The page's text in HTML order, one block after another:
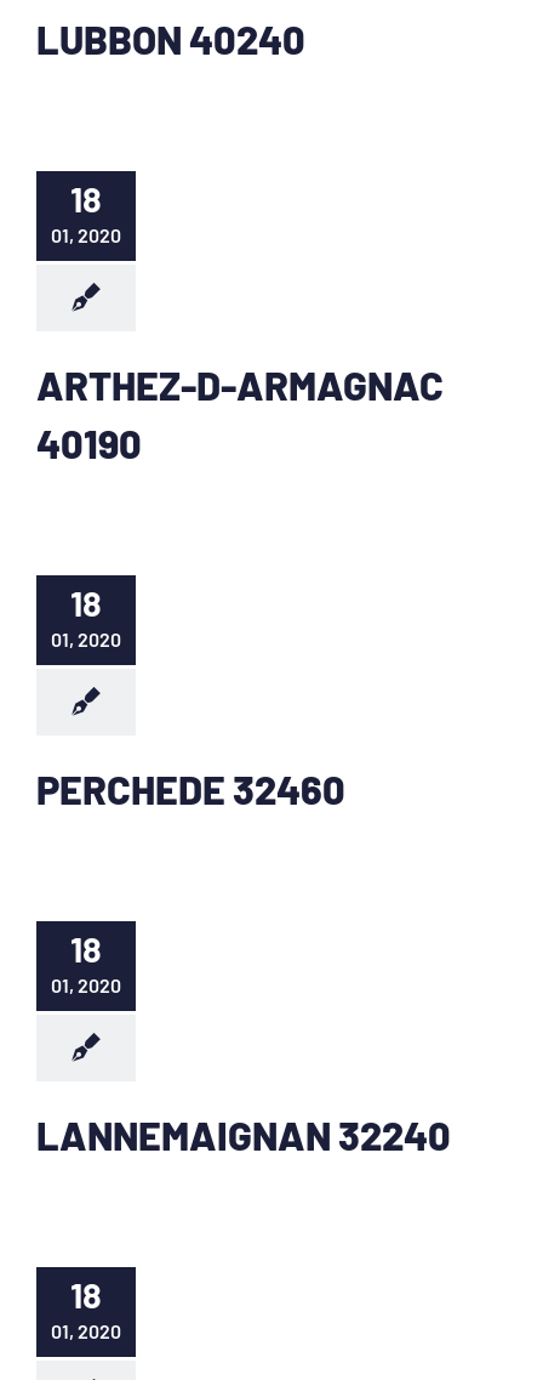
LUBBON 40240
18
01, 2020
ARTHEZ-D-ARMAGNAC
40190
18
01, 2020
PERCHEDE 32460
18
01, 2020
LANNEMAIGNAN 32240
18
01, 2020